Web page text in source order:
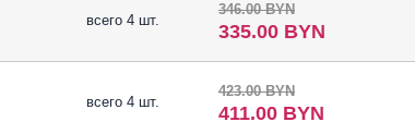
всего 4 шт.
346.00 BYN
335.00 BYN
всего 4 шт.
423.00 BYN
411.00 BYN